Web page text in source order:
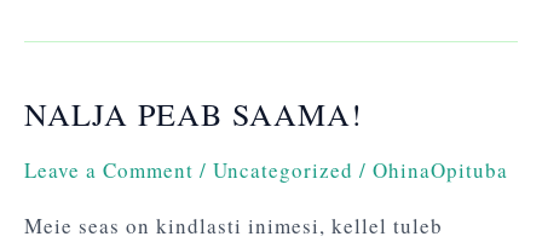
NALJA PEAB SAAMA!
Leave a Comment / Uncategorized / OhinaOpituba
Meie seas on kindlasti inimesi, kellel tuleb
Nalja
saama!